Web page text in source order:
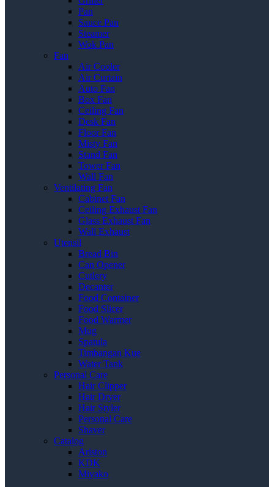
Pan
Sauce Pan
Steamer
Wok Pan
Fan
Air Cooler
Air Curtain
Auto Fan
Box Fan
Ceiling Fan
Desk Fan
Floor Fan
Misty Fan
Stand Fan
Tower Fan
Wall Fan
Ventilating Fan
Cabinet Fan
Ceiling Exhaust Fan
Glass Exhaust Fan
Wall Exhaust
Utensil
Bread Bin
Can Opener
Cutlery
Decanter
Food Container
Food Slicer
Food Warmer
Mug
Spatula
Timbangan Kue
Water Tank
Personal Care
Hair Clipper
Hair Dryer
Hair Styler
Personal Care
Shaver
Catalog
Ariston
KDK
Miyako